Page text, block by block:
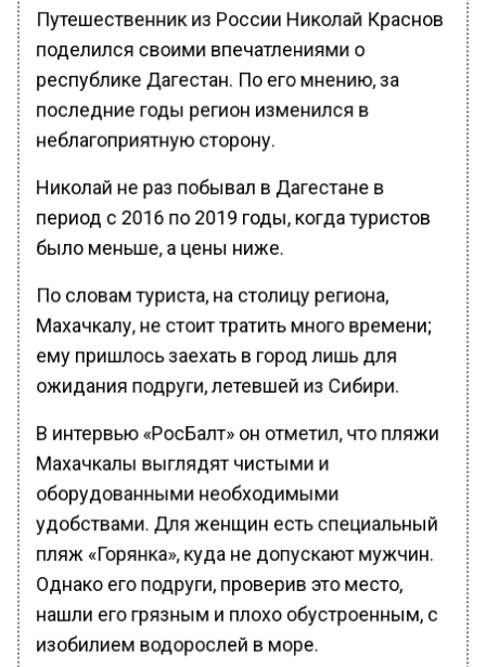
Путешественник из России Николай Краснов
поделился своими впечатлениями о
республике Дагестан. По его мнению, за
последние годы регион изменился в
неблагоприятную сторону.
Николай не раз побывал в Дагестане в
период с 2016 по 2019 годы, когда туристов
было меньше, а цены ниже.
По словам туриста, на столицу региона,
Махачкалу, не стоит тратить много времени;
ему пришлось заехать в город лишь для
ожидания подруги, летевшей из Сибири.
В интервью «РосБалт» он отметил, что пляжи
Махачкалы выглядят чистыми и
оборудованными необходимыми
удобствами. Для женщин есть специальный
пляж «Горянка», куда не допускают мужчин.
Однако его подруги, проверив это место,
нашли его грязным и плохо обустроенным, с
изобилием водорослей в море.